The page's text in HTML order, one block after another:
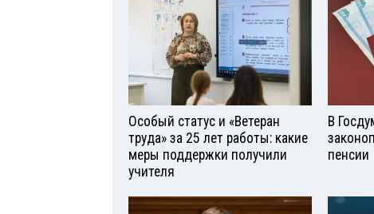
Особый статус и «Ветеран
труда» за 25 лет работы: какие
меры поддержки получили
учителя
В
пенсии